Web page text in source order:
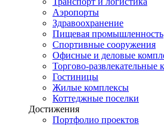
Аэропорты
Здравоохранение
Пищевая промышленность
Спортивные сооружения
Офисные и деловые
Торгово-развлекательные
Гостиницы
Жилые комплексы
Коттеджные поселки
Достижения
Портфолио проектов